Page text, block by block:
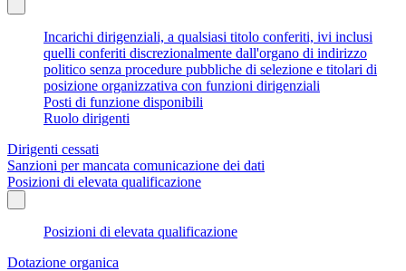
Incarichi dirigenziali, a qualsiasi titolo conferiti, ivi inclusi
quelli conferiti discrezionalmente dall'organo di indirizzo
politico senza procedure pubbliche di selezione e titolari di
posizione organizzativa con funzioni dirigenziali
Posti di funzione disponibili
Ruolo dirigenti
Dirigenti cessati
Sanzioni per mancata comunicazione dei dati
Posizioni di elevata qualificazione
Posizioni di elevata qualificazione
Dotazione organica